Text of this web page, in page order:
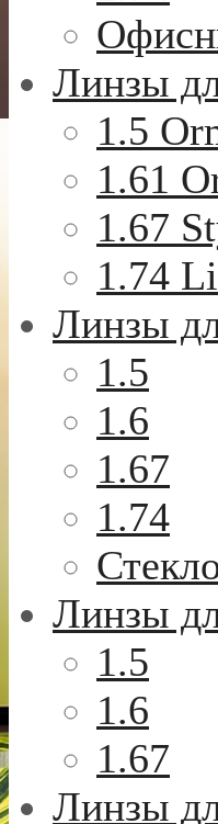
Линзы
1.5
1.61
1.67
1.74
Линзы
1.5
1.6
1.67
1.74
Линзы
1.5
1.6
1.67
Линзы